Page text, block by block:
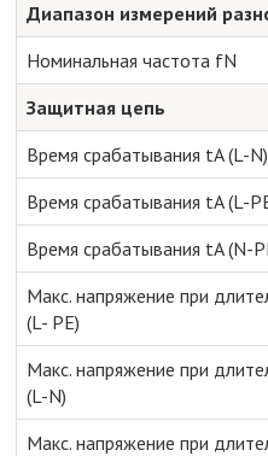
Диапазон измерений
Номинальная частота fN
Защитная цепь
Время срабатывания tA (L-N)
Время срабатывания tA (L-
Время срабатывания tA (N-
Макс. напряжение при
(L- PE)
Макс. напряжение при
(L-N)
Макс. напряжение при